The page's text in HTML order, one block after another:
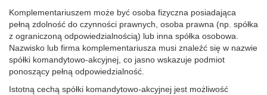
Komplementariuszem może być osoba fizyczna posiadająca
pełną zdolność do czynności prawnych, osoba prawna (np. spółka
z ograniczoną odpowiedzialnością) lub inna spółka osobowa.
Nazwisko lub firma komplementariusza musi znaleźć się w nazwie
spółki komandytowo-akcyjnej, co jasno wskazuje podmiot
ponoszący pełną odpowiedzialność.
Istotną cechą spółki komandytowo-akcyjnej jest możliwość